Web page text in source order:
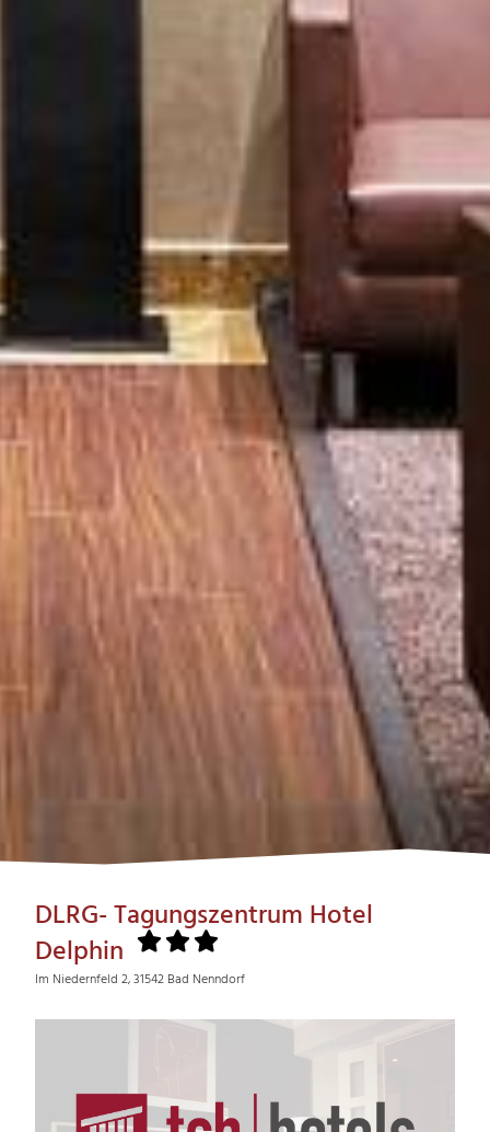
DLRG- Tagungszentrum Hotel
Delphin
Im Niedernfeld 2, 31542 Bad Nenndorf